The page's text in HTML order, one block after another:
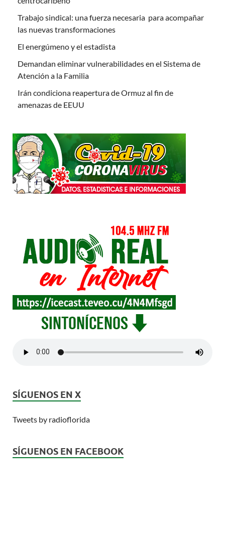
Trabajo sindical: una fuerza necesaria para acompañar
las nuevas transformaciones
El energúmeno y el estadista
Demandan eliminar vulnerabilidades en el Sistema de
Atención a la Familia
Irán condiciona reapertura de Ormuz al fin de
amenazas de EEUU
SÍGUENOS EN X
Tweets by radioflorida
SÍGUENOS EN FACEBOOK